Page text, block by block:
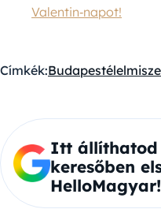
Valentin‑napot!
Címkék:Budapest
Itt állíthatod
keresőben
HelloMagyar!